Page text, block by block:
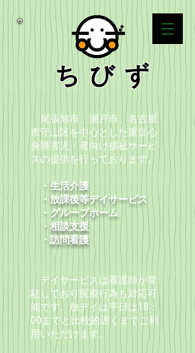
尾張旭市、瀬戸市、名古屋
市守山区を中心とした重症心
身障害児・者向け福祉サービ
スの提供を行っております。
・生活介護
・放課後等デイサービス
​ ・グループホーム
・ 相談支援
​ ・ 訪問看護
デイサービスは看護師が常
駐しており 医療行為も対応可
能です。放デイは平日は18：
00までと比較的遅くまでご利
用いただけます。
ちびず